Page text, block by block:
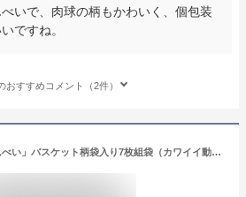
いで、肉球の柄もかわいく、個包装
ですね。
おすすめコメント（2件）
福々いぬ煎餅「わんべい」バスケット柄袋入り7枚組袋（カワイイ動物せんべいが犬好きさんの心を掴みます）犬モチーフ・犬の形・イヌ柄のお菓子（スイーツ）。